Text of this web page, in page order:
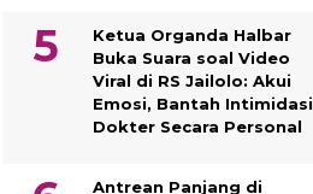
Ketua Organda Halbar
Buka Suara soal Video
Viral di RS Jailolo: Akui
Emosi, Bantah Intimidasi
Dokter Secara Personal
Antrean Panjang di